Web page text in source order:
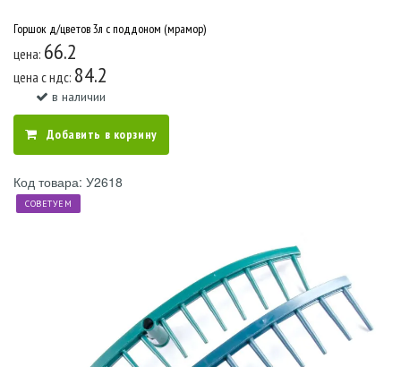
Горшок д/цветов 3л с поддоном (мрамор)
цена: 66.2
цена c ндс: 84.2
в наличии
Добавить в корзину
Код товара: У2618
СОВЕТУЕМ